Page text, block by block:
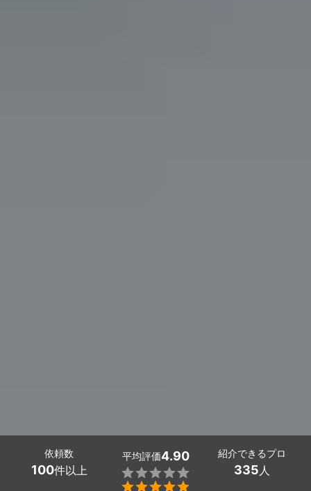
依頼数
100件以上
平均評価4.90


紹介できるプロ
335人